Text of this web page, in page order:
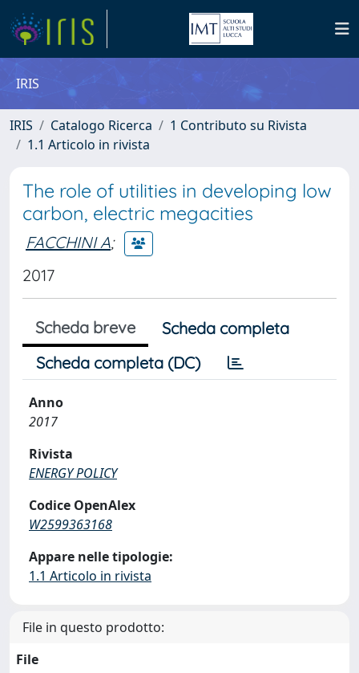
IRIS
IRIS Catalogo Ricerca
1 Contributo su Rivista
1.1 Articolo in rivista
The role of utilities in developing low
carbon, electric megacities
FACCHINI A;
2017
Scheda breve
Scheda completa
Scheda completa (DC)
Anno
2017
Rivista
ENERGY POLICY
Codice OpenAlex
W2599363168
Appare nelle tipologie:
1.1 Articolo in rivista
File in questo prodotto:
File